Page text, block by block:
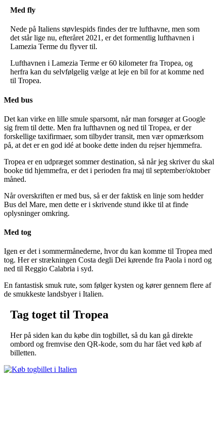
Med fly
Nede på Italiens støvlespids findes der tre lufthavne, men som
det står lige nu, efteråret 2021, er det formentlig lufthavnen i
Lamezia Terme du flyver til.
Lufthavnen i Lamezia Terme er 60 kilometer fra Tropea, og
herfra kan du selvfølgelig vælge at leje en bil for at komme ned
til Tropea.
Med bus
Det kan virke en lille smule sparsomt, når man forsøger at Google
sig frem til dette. Men fra lufthavnen og ned til Tropea, er der
forskellige taxifirmaer, som tilbyder transit, men vær opmærksom
på, at det er en god idé at booke dette inden du rejser hjemmefra.
Tropea er en udpræget sommer destination, så når jeg skriver du skal
booke tid hjemmefra, er det i perioden fra maj til september/oktober
måned.
Når overskriften er med bus, så er der faktisk en linje som hedder
Bus del Mare, men dette er i skrivende stund ikke til at finde
oplysninger omkring.
Med tog
Igen er det i sommermånederne, hvor du kan komme til Tropea med
tog. Her er strækningen Costa degli Dei kørende fra Paola i nord og
ned til Reggio Calabria i syd.
En fantastisk smuk rute, som følger kysten og kører gennem flere af
de smukkeste landsbyer i Italien.
Tag toget til Tropea
Her på siden kan du købe din togbillet, så du kan gå direkte
ombord og fremvise den QR-kode, som du har fået ved køb af
billetten.